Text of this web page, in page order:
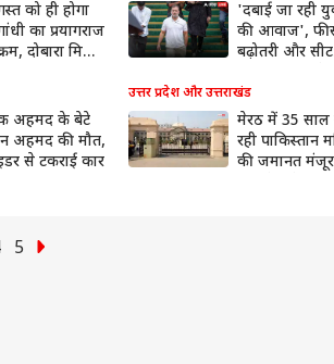
को ही होगा
का प्रयागराज
दोबारा मिली
'दबाई जा रही
की आवाज',
बढ़ोतरी और सीट
गांधी
अहमद के बेटे
अहमद की मौत,
से टकराई कार
उत्तर प्रदेश और उत्तराखंड
मेरठ में 35 साल
रही पाकिस्तान
की जमानत
5